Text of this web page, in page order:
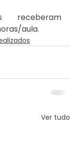
receberam
aula.
Ver tudo